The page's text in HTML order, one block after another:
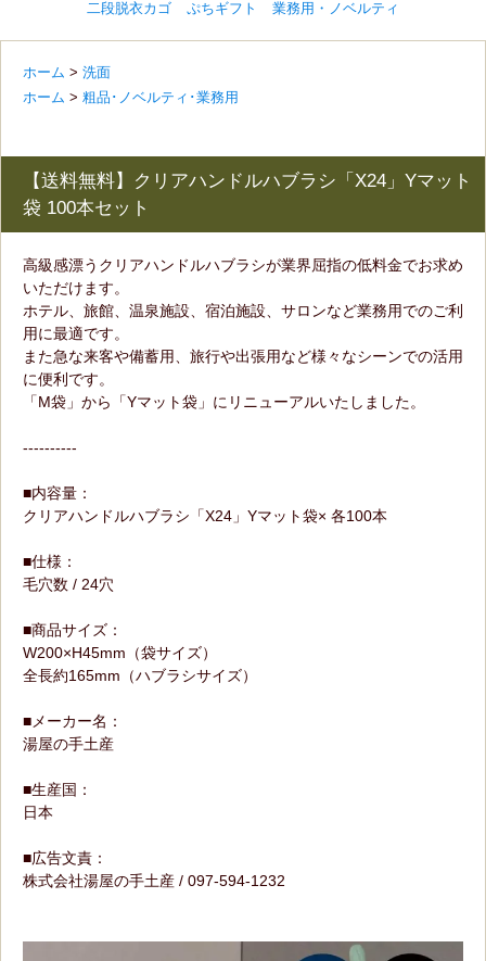
二段脱衣カゴ
ぷちギフト 業務用・ノベルティ
ホーム > 洗面
ホーム > 粗品･ノベルティ･業務用
【送料無料】クリアハンドルハブラシ「X24」Yマット
袋 100本セット
高級感漂うクリアハンドルハブラシが業界屈指の低料金でお求め
いただけます。
ホテル、旅館、温泉施設、宿泊施設、サロンなど業務用でのご利
用に最適です。
また急な来客や備蓄用、旅行や出張用など様々なシーンでの活用
に便利です。
「M袋」から「Yマット袋」にリニューアルいたしました。
----------
■内容量：
クリアハンドルハブラシ「X24」Yマット袋× 各100本
■仕様：
毛穴数 / 24穴
■商品サイズ：
W200×H45mm（袋サイズ）
全長約165mm（ハブラシサイズ）
■メーカー名：
湯屋の手土産
■生産国：
日本
■広告文責：
株式会社湯屋の手土産 / 097-594-1232